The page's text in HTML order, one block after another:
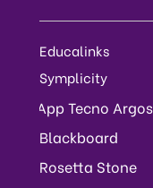
Educalinks
Symplicity
App Tecno Argos
Blackboard
Rosetta Stone